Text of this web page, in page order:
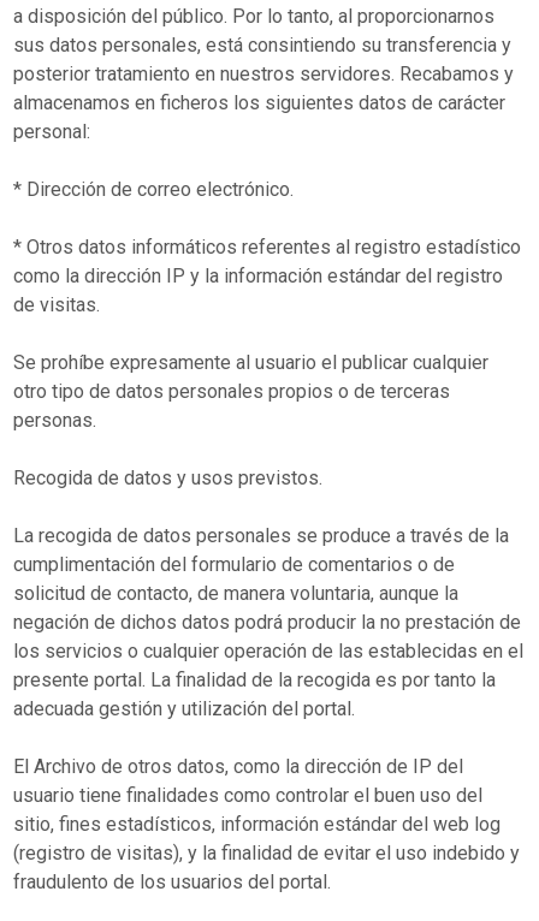
a disposición del público. Por lo tanto, al proporcionarnos
sus datos personales, está consintiendo su transferencia y
posterior tratamiento en nuestros servidores. Recabamos y
almacenamos en ficheros los siguientes datos de carácter
personal:
* Dirección de correo electrónico.
* Otros datos informáticos referentes al registro estadístico
como la dirección IP y la información estándar del registro
de visitas.
Se prohíbe expresamente al usuario el publicar cualquier
otro tipo de datos personales propios o de terceras
personas.
Recogida de datos y usos previstos.
La recogida de datos personales se produce a través de la
cumplimentación del formulario de comentarios o de
solicitud de contacto, de manera voluntaria, aunque la
negación de dichos datos podrá producir la no prestación de
los servicios o cualquier operación de las establecidas en el
presente portal. La finalidad de la recogida es por tanto la
adecuada gestión y utilización del portal.
El Archivo de otros datos, como la dirección de IP del
usuario tiene finalidades como controlar el buen uso del
sitio, fines estadísticos, información estándar del web log
(registro de visitas), y la finalidad de evitar el uso indebido y
fraudulento de los usuarios del portal.